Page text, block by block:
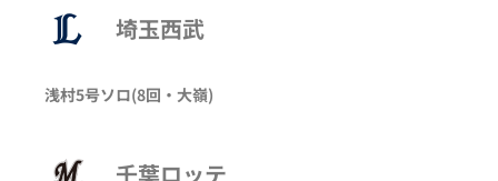
埼玉西武
浅村5号ソロ(8回・ 大嶺)
千葉ロッテ